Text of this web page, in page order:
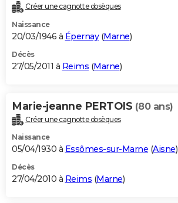
Créer une cagnotte obsèques
Naissance
20/03/1946 à Épernay(Marne)
Décès
27/05/2011 à Reims (Marne)
Marie-jeanne PERTOIS (80 ans)
Créer une cagnotte obsèques
Naissance
05/04/1930 à Essômes-sur-Marne (Aisne)
Décès
27/04/2010 à Reims (Marne)